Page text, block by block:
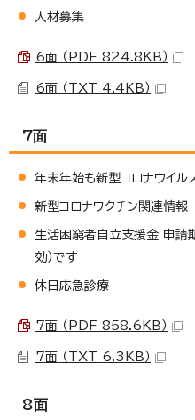
人材募集
6面 （PDF 824.8KB）
6面 （TXT 4.4KB）
7面
年末年始も新型コロナウイル
新型コロナワクチン関連情報
生活困窮者自立支援金 申請
効）です
休日応急診療
7面 （PDF 858.6KB）
7面 （TXT 6.3KB）
8面